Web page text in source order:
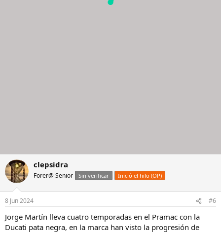
clepsidra
Forer@ Senior Sin verificar Inició el hilo (OP)
8 Jun 2024 #6
Jorge Martín lleva cuatro temporadas en el Pramac con la
Ducati pata negra, en la marca han visto la progresión de